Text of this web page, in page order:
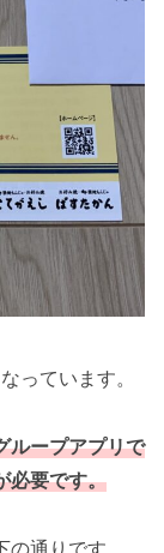
っています。
ループアプリで
必要です。
通りです。